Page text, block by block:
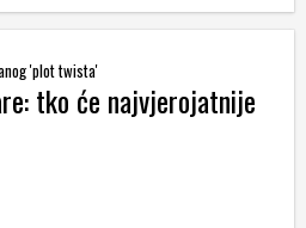
'plot twista'
tko će najvjerojatnije